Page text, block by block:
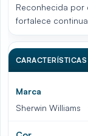
Reconhecida por
fortalece
CARACTERÍSTICAS
Marca
Sherwin Williams